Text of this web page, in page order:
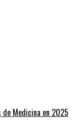
Medicina en 2025